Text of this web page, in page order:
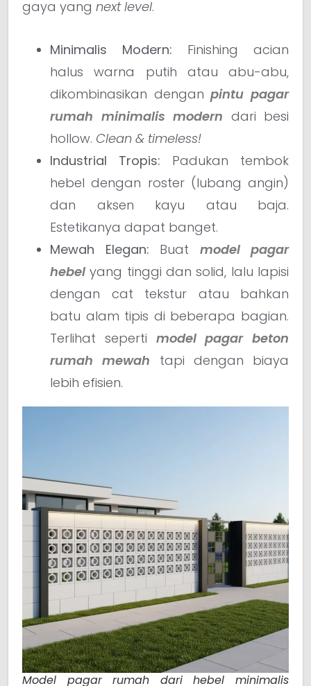
gaya yang next level.
Minimalis Modern: Finishing acian
halus warna putih atau abu-abu,
dikombinasikan denganpintu pagar
rumah minimalis modern dari besi
hollow. Clean & timeless!
Industrial Tropis: Padukan tembok
hebel dengan roster (lubang angin)
dan aksen kayu atau baja.
Estetikanya dapat banget.
Mewah Elegan: Buat model pagar
hebel yang tinggi dan solid, lalu lapisi
dengan cat tekstur atau bahkan
batu alam tipis di beberapa bagian.
Terlihat seperti model pagar beton
rumah mewah tapi dengan biaya
lebih efisien.
Model pagar rumah dari hebel minimalis